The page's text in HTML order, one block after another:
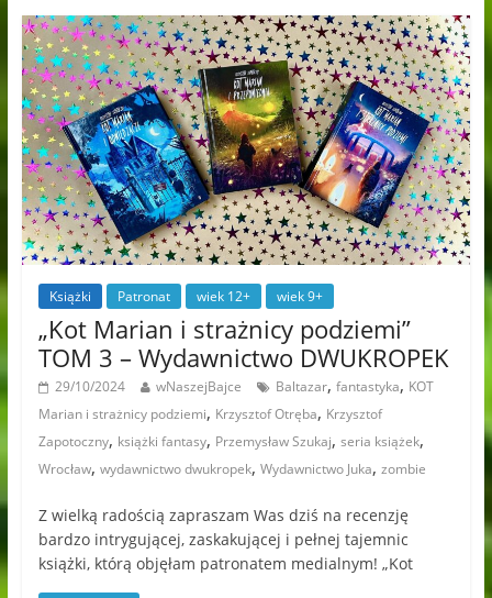
Książki Patronat wiek 12+ wiek 9+
„Kot Marian i strażnicy podziemi”
TOM 3 – Wydawnictwo DWUKROPEK
29/10/2024 wNaszejBajce Baltazar, fantastyka, KOT
Marian i strażnicy podziemi, Krzysztof Otręba, Krzysztof
Zapotoczny, książki fantasy, Przemysław Szukaj, seria książek,
Wrocław, wydawnictwo dwukropek, Wydawnictwo Juka, zombie
Z wielką radością zapraszam Was dziś na recenzję
bardzo intrygującej, zaskakującej i pełnej tajemnic
książki, którą objęłam patronatem medialnym! „Kot